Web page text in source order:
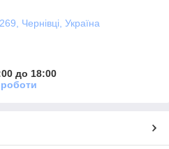
Чернівці, Україна
до 18:00